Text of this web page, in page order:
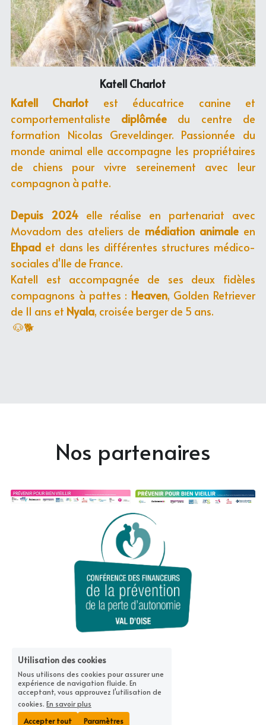
Katell Charlot
Katell Charlot est éducatrice canine et
comportementaliste diplômée du centre de
formation Nicolas Greveldinger. Passionnée du
monde animal elle accompagne les propriétaires
de chiens pour vivre sereinement avec leur
compagnon à patte.
Depuis 2024 elle réalise en partenariat avec
Movadom des ateliers de médiation animale
Ehpad et dans les différentes structures médico-
sociales d'Ile de France.
Katell est accompagnée de ses deux fidèles
compagnons à pattes : Heaven, Golden Retriever
de 11 ans et Nyala, croisée berger de 5 ans.
🐶🐕
Nos partenaires
Utilisation des cookies
Nous utilisons des cookies pour assurer une
expérience de navigation fluide. En
acceptant, vous approuvez l'utilisation de
cookies. En savoir plus
Accepter tout
Paramètres